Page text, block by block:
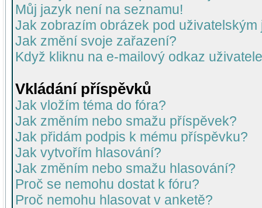
Můj jazyk není na seznamu!
Jak zobrazím obrázek pod uživatelským
Jak změní svoje zařazení?
Když kliknu na e-mailový odkaz
Vkládání příspěvků
Jak vložím téma do fóra?
Jak změním nebo smažu příspěvek?
Jak přidám podpis k mému příspěvku?
Jak vytvořím hlasování?
Jak změním nebo smažu hlasování?
Proč se nemohu dostat k fóru?
Proč nemohu hlasovat v anketě?